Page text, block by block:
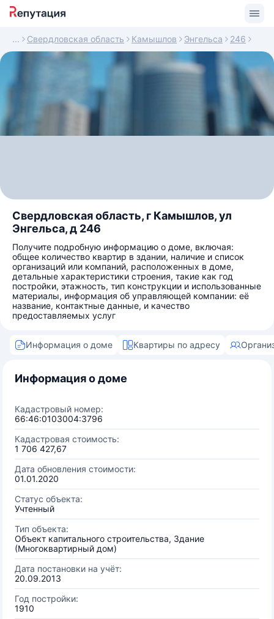
Свердловская область Камышлов Энгельса 246
Свердловская область, г Камышлов, ул
Энгельса, д 246
Получите подробную информацию о доме, включая:
общее количество квартир в здании, наличие и список
организаций или компаний, расположенных в доме,
детальные характеристики строения, такие как год
постройки, этажность, тип конструкции и использованные
материалы, информация об управляющей компании: её
название, контактные данные, и качество
предоставляемых услуг
Информация о доме Квартиры по адресу
Информация о доме
Кадастровый номер:
66:46:0103004:3796
Кадастровая стоимость:
1 706 427,67
Дата обновления стоимости:
01.01.2020
Статус объекта:
Учтенный
Тип объекта:
Объект капитального строительства, Здание
(Многоквартирный дом)
Дата постановки на учёт:
20.09.2013
Год постройки:
1910